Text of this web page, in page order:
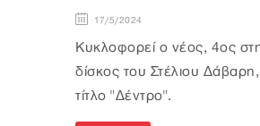
17/5/2024
Κυκλοφορεί ο νέος, 4ος
δίσκος του Στέλιου
τίτλο "Δέντρο".